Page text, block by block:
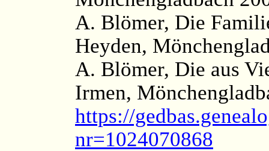
A. Blömer, Die
Heyden,
A. Blömer, Die aus
Irmen,
https://
nr=1024070868